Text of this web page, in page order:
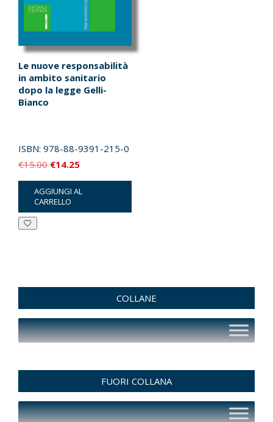
Le nuove responsabilità
in ambito sanitario
dopo la legge Gelli-
Bianco
ISBN: 978-88-9391-215-0
€15.00 Il
prezzo
originale
era:
€14.25Il
prezzo
attuale
è:
AGGIUNGI AL
CARRELLO
COLLANE
FUORI COLLANA